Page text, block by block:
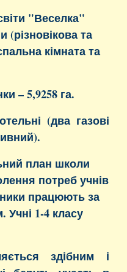
"Веселка"
(різновікова та
кімната та
– 5,9258 га.
(два газові
план школи
потреб учнів
працюють за
Учні 1-4 класу
здібним і